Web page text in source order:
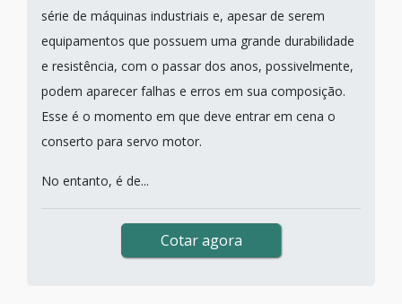
série de máquinas industriais e, apesar de serem
equipamentos que possuem uma grande durabilidade
e resistência, com o passar dos anos, possivelmente,
podem aparecer falhas e erros em sua composição.
Esse é o momento em que deve entrar em cena o
conserto para servo motor.
No entanto, é de...
Cotar agora